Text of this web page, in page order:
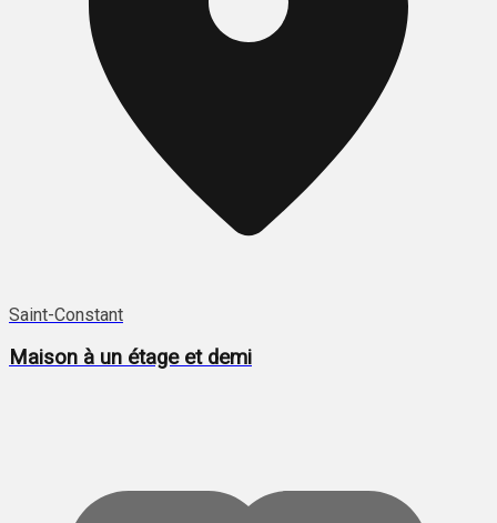
Saint-Constant
Maison à un étage et demi